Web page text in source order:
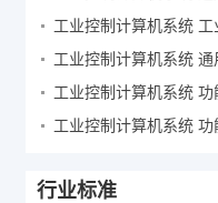
行业标准